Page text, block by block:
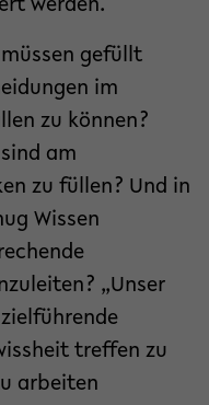
werden.
gefüllt
im
zu können?
am
zu füllen? Und in
Wissen
„Unser
treffen zu
arbeiten